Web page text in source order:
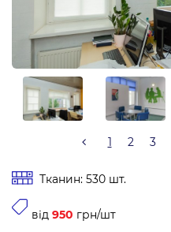
1 2 3
Тканин: 530 шт.
від 950 грн/шт